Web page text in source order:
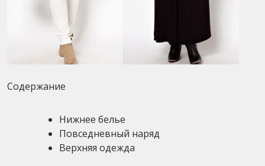
Содержание
Нижнее белье
Повседневный наряд
Верхняя одежда